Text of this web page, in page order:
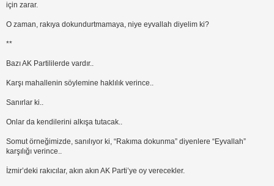
için zarar.
O zaman, rakıya dokundurtmamaya, niye eyvallah diyelim ki?
**
Bazı AK Partililerde vardır..
Karşı mahallenin söylemine haklılık verince..
Sanırlar ki..
Onlar da kendilerini alkışa tutacak..
Somut örneğimizde, sanılıyor ki, “Rakıma dokunma” diyenlere “Eyvallah”
karşılığı verince..
İzmir’deki rakıcılar, akın akın AK Parti’ye oy verecekler.